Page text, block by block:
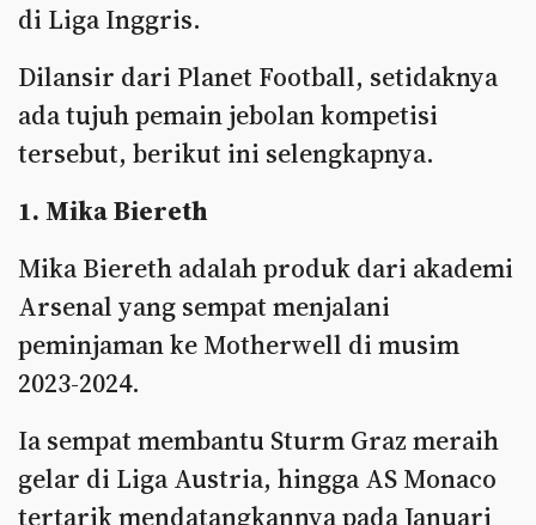
di Liga Inggris.
Dilansir dari Planet Football, setidaknya
ada tujuh pemain jebolan kompetisi
tersebut, berikut ini selengkapnya.
1. Mika Biereth
Mika Biereth adalah produk dari akademi
Arsenal yang sempat menjalani
peminjaman ke Motherwell di musim
2023-2024.
Ia sempat membantu Sturm Graz meraih
gelar di Liga Austria, hingga AS Monaco
tertarik mendatangkannya pada Januari